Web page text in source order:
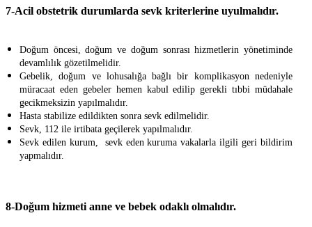
7-Acil obstetrik durumlarda sevk kriterlerine uyulmalıdır.
Doğum öncesi, doğum ve doğum sonrası hizmetlerin yönetiminde
devamlılık gözetilmelidir.
Gebelik, doğum ve lohusalığa bağlı bir komplikasyon nedeniyle
müracaat eden gebeler hemen kabul edilip gerekli tıbbi müdahale
gecikmeksizin yapılmalıdır.
Hasta stabilize edildikten sonra sevk edilmelidir.
Sevk, 112 ile irtibata geçilerek yapılmalıdır.
Sevk edilen kurum, sevk eden kuruma vakalarla ilgili geri bildirim
yapmalıdır.
8-Doğum hizmeti anne ve bebek odaklı olmalıdır.